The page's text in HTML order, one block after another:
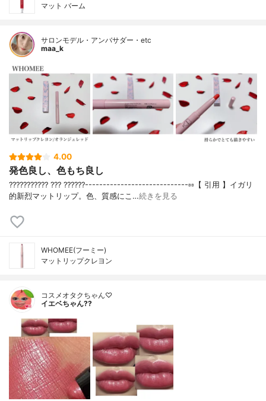
マット バーム
サロンモデル・アンバサダー・etc
maa_k
4.00
発色良し、色もち良し
??????????? ??? ??????-----------------------------▫️▫️【 引用 】イガリ
的新烈マットリップ。色、質感にこ…続きを見る
WHOMEE(フーミー)
マットリップクレヨン
コスメオタクちゃん♡
イエベちゃん??